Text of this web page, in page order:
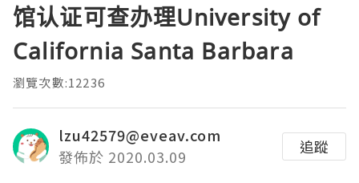
馆认证可查办理University of
California Santa Barbara
瀏覽次數:12236
lzu42579@eveav.com
發佈於 2020.03.09
追蹤